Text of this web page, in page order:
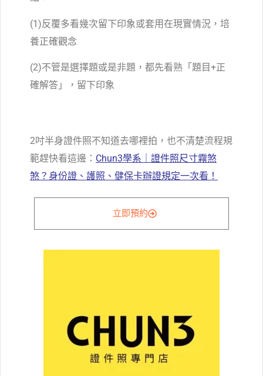
(1)反覆多看幾次留下印象或套用在現實情況，培
養正確觀念
(2)不管是選擇題或是非題，都先看熟「題目+正
確解答」，留下印象
2吋半身證件照不知道去哪裡拍，也不清楚流程規
範趕快看這邊： Chun3學系｜證件照尺寸霧煞
煞？身份證、護照、健保卡辦證規定一次看！
立即預約